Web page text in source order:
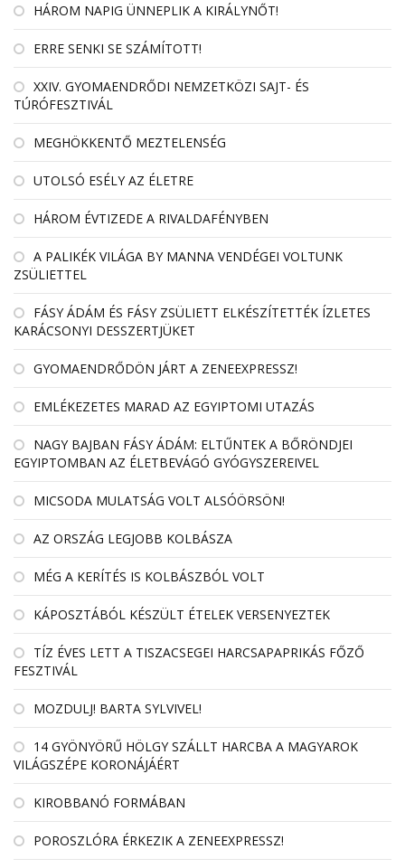
HÁROM NAPIG ÜNNEPLIK A KIRÁLYNŐT!
ERRE SENKI SE SZÁMÍTOTT!
XXIV. GYOMAENDRŐDI NEMZETKÖZI SAJT- ÉS
TÚRÓFESZTIVÁL
MEGHÖKKENTŐ MEZTELENSÉG
UTOLSÓ ESÉLY AZ ÉLETRE
HÁROM ÉVTIZEDE A RIVALDAFÉNYBEN
A PALIKÉK VILÁGA BY MANNA VENDÉGEI VOLTUNK
ZSÜLIETTEL
FÁSY ÁDÁM ÉS FÁSY ZSÜLIETT ELKÉSZÍTETTÉK ÍZLETES
KARÁCSONYI DESSZERTJÜKET
GYOMAENDRŐDÖN JÁRT A ZENEEXPRESSZ!
EMLÉKEZETES MARAD AZ EGYIPTOMI UTAZÁS
NAGY BAJBAN FÁSY ÁDÁM: ELTŰNTEK A BŐRÖNDJEI
EGYIPTOMBAN AZ ÉLETBEVÁGÓ GYÓGYSZEREIVEL
MICSODA MULATSÁG VOLT ALSÓÖRSÖN!
AZ ORSZÁG LEGJOBB KOLBÁSZA
MÉG A KERÍTÉS IS KOLBÁSZBÓL VOLT
KÁPOSZTÁBÓL KÉSZÜLT ÉTELEK VERSENYEZTEK
TÍZ ÉVES LETT A TISZACSEGEI HARCSAPAPRIKÁS FŐZŐ
FESZTIVÁL
MOZDULJ! BARTA SYLVIVEL!
14 GYÖNYÖRŰ HÖLGY SZÁLLT HARCBA A MAGYAROK
VILÁGSZÉPE KORONÁJÁÉRT
KIROBBANÓ FORMÁBAN
POROSZLÓRA ÉRKEZIK A ZENEEXPRESSZ!